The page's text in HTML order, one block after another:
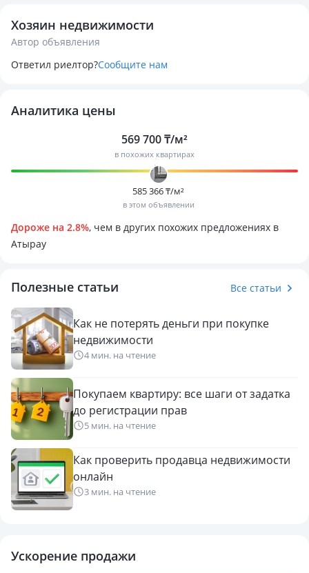
Хозяин недвижимости
Автор объявления
Ответил риелтор?Сообщите нам
Аналитика цены
569 700 ₸/м²
в похожих квартирах
585 366 ₸/м²
в этом объявлении
Дороже на 2.8%, чем в других похожих предложениях в
Атырау
Полезные статьи Все статьи
Как не потерять деньги при покупке
недвижимости
4 мин. на чтение
Покупаем квартиру: все шаги от задатка
до регистрации прав
5 мин. на чтение
Как проверить продавца недвижимости
онлайн
3 мин. на чтение
Ускорение продажи